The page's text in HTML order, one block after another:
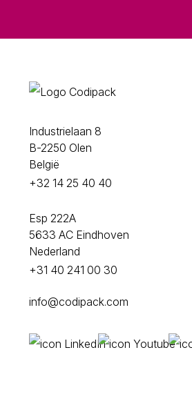
Industrielaan 8
B-2250 Olen
België
+32 14 25 40 40
Esp 222A
5633 AC Eindhoven
Nederland
+31 40 241 00 30
info@codipack.com